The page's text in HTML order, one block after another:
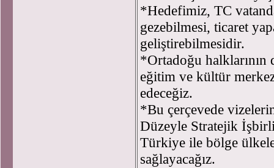
*Hedefimiz, TC
gezebilmesi, ticaret
geliştirebilmesidir.
*Ortadoğu
eğitim ve kültür
edeceğiz.
*Bu çerçevede
Düzeyle Stratejik
Türkiye ile bölge
sağlayacağız.